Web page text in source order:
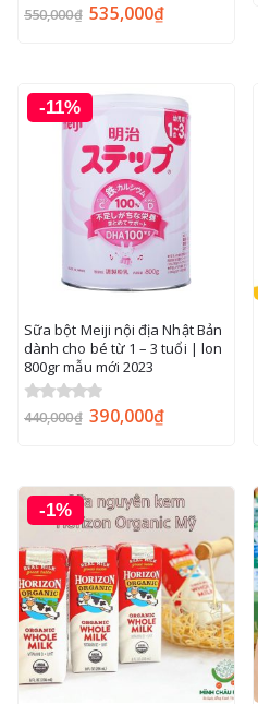
0out of 5
550,000₫ 535,000₫
-11%
Sữa bột Meiji nội địa Nhật Bản
dành cho bé từ 1 – 3 tuổi | lon
800gr mẫu mới 2023
0out of 5
440,000₫ 390,000₫
-1%